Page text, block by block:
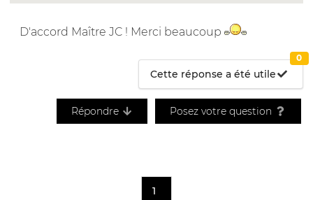
D'accord Maître JC ! Merci beaucoup
Cette réponse a été utile
0
Répondre Posez votre question
1